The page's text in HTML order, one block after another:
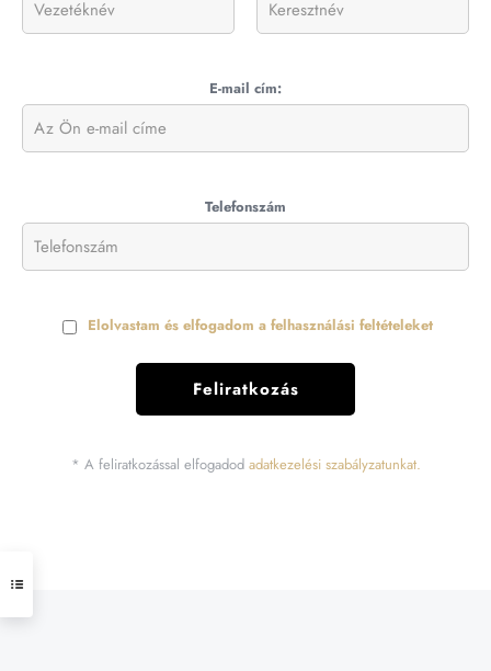
E-mail cím:
Telefonszám
Elolvastam és elfogadom a felhasználási feltételeket
* A feliratkozással elfogadod adatkezelési szabályzatunkat.